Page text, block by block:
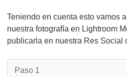
Teniendo en cuenta esto vamos
nuestra fotografía en Lightroom
publicarla en nuestra Res Social
Paso 1